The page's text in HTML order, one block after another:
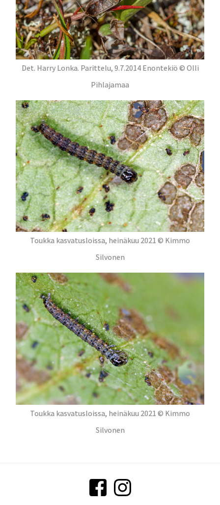
Det. Harry Lonka. Parittelu, 9.7.2014 Enontekiö © Olli
Pihlajamaa
Toukka kasvatusloissa, heinäkuu 2021 © Kimmo
Silvonen
Toukka kasvatusloissa, heinäkuu 2021 © Kimmo
Silvonen